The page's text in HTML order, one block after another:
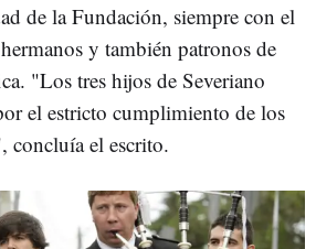
de la Fundación, siempre con el
y también patronos de
"Los tres hijos de Severiano
el estricto cumplimiento de los
concluía el escrito.